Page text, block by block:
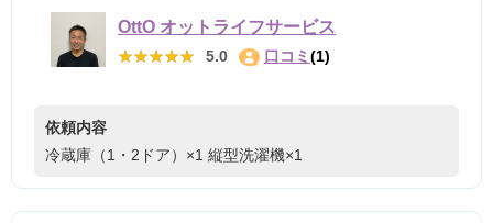
OttO オットライフサービス
★★★★★
★★★★★ 5.0 口コミ (1)
依頼内容
冷蔵庫（1・2ドア）×1 縦型洗濯機×1